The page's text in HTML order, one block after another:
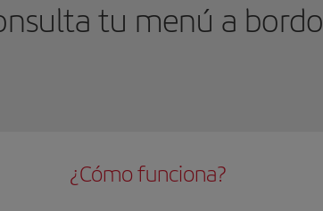
tu menú a bordo
¿Cómo funciona?